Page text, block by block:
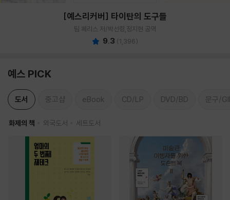
[예스리커버] 타이탄의 도구들
팀 페리스 저/박선령,정지현 공역
9.3 (1,396)
예스 PICK
도서 중고샵 eBook CD/LP DVD/BD 문구/
화제의 책 외국도서 세트도서